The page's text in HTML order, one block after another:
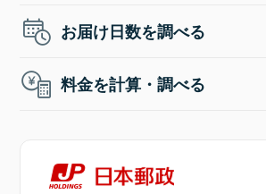
お届け日数を調べる
料金を計算・調べる